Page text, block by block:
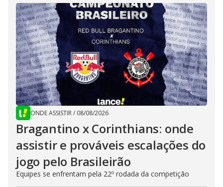
ONDE ASSISTIR/ 08/08/2026
Bragantino x Corinthians: onde
assistir e prováveis escalações do
jogo pelo Brasileirão
Equipes se enfrentam pela 22º rodada da competição